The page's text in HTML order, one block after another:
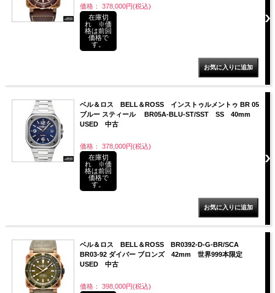
価格： 378,000円(税込)
在庫切
れ ※価
格は前回
価格で
す。
ベル＆ロス BELL＆ROSS インストゥルメントゥ BR 05
ブルー スティール BR05A-BLU-ST/SST SS 40mm
USED 中古
価格： 378,000円(税込)
在庫切
れ ※価
格は前回
価格で
す。
ベル＆ロス BELL＆ROSS BR0392-D-G-BR/SCA
BR03-92 ダイバー ブロンズ 42mm 世界999本限定
USED 中古
価格： 398,000円(税込)